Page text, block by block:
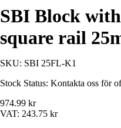
SBI Block
square rail
SKU: SBI 25FL-K1
Stock Status: Kontakta oss för
974.99 kr
VAT: 243.75 kr